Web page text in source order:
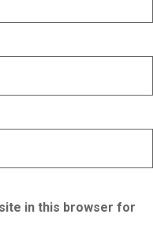
in this browser for